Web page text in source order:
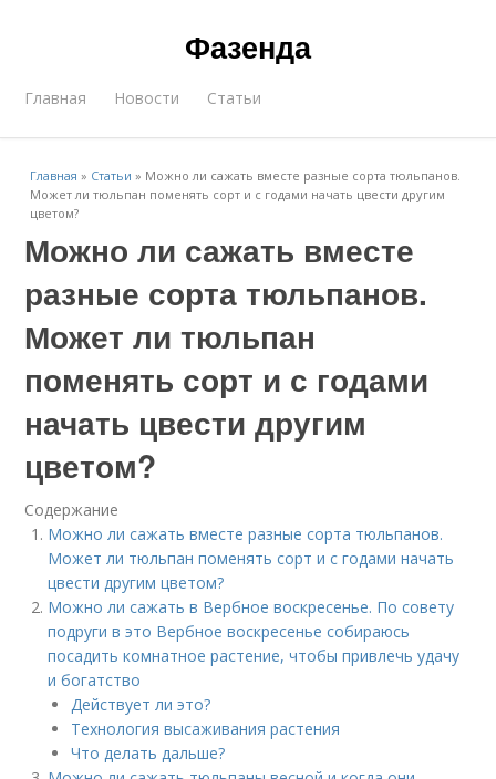
Фазенда
Главная Новости Статьи
Главная » Статьи » Можно ли сажать вместе разные сорта тюльпанов.
Может ли тюльпан поменять сорт и с годами начать цвести другим
цветом?
Можно ли сажать вместе
разные сорта тюльпанов.
Может ли тюльпан
поменять сорт и с годами
начать цвести другим
цветом?
Содержание
Можно ли сажать вместе разные сорта тюльпанов.
Может ли тюльпан поменять сорт и с годами начать
цвести другим цветом?
Можно ли сажать в Вербное воскресенье. По совету
подруги в это Вербное воскресенье собираюсь
посадить комнатное растение, чтобы привлечь удачу
и богатство
Действует ли это?
Технология высаживания растения
Что делать дальше?